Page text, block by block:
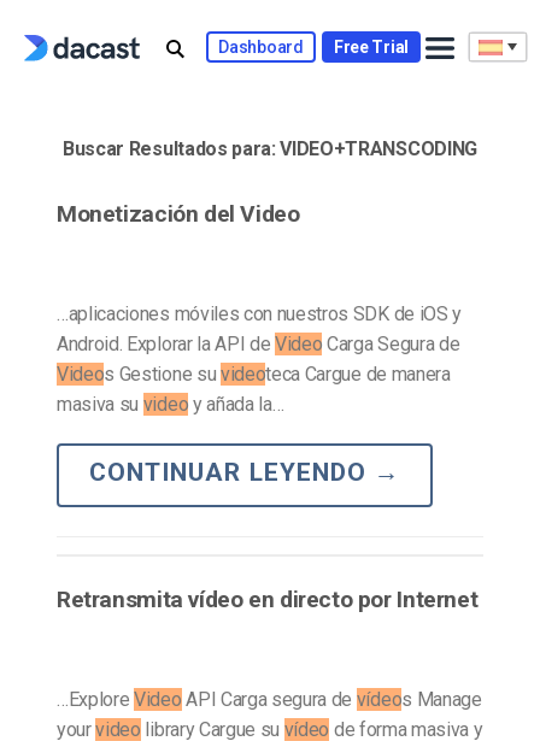
Dashboard Free Trial
Buscar Resultados para:VIDEO+TRANSCODING
Monetización del Video
…aplicaciones móviles con nuestros SDK de iOS y
Android. Explorar la API deVideo Carga Segura de
Videos Gestione su videoteca Cargue de manera
masiva su video y añada la…
CONTINUAR LEYENDO →
Retransmita vídeo en directo por Internet
…ExploreVideo API Carga segura de vídeos Manage
yourvideo library Cargue su vídeo de forma masiva y